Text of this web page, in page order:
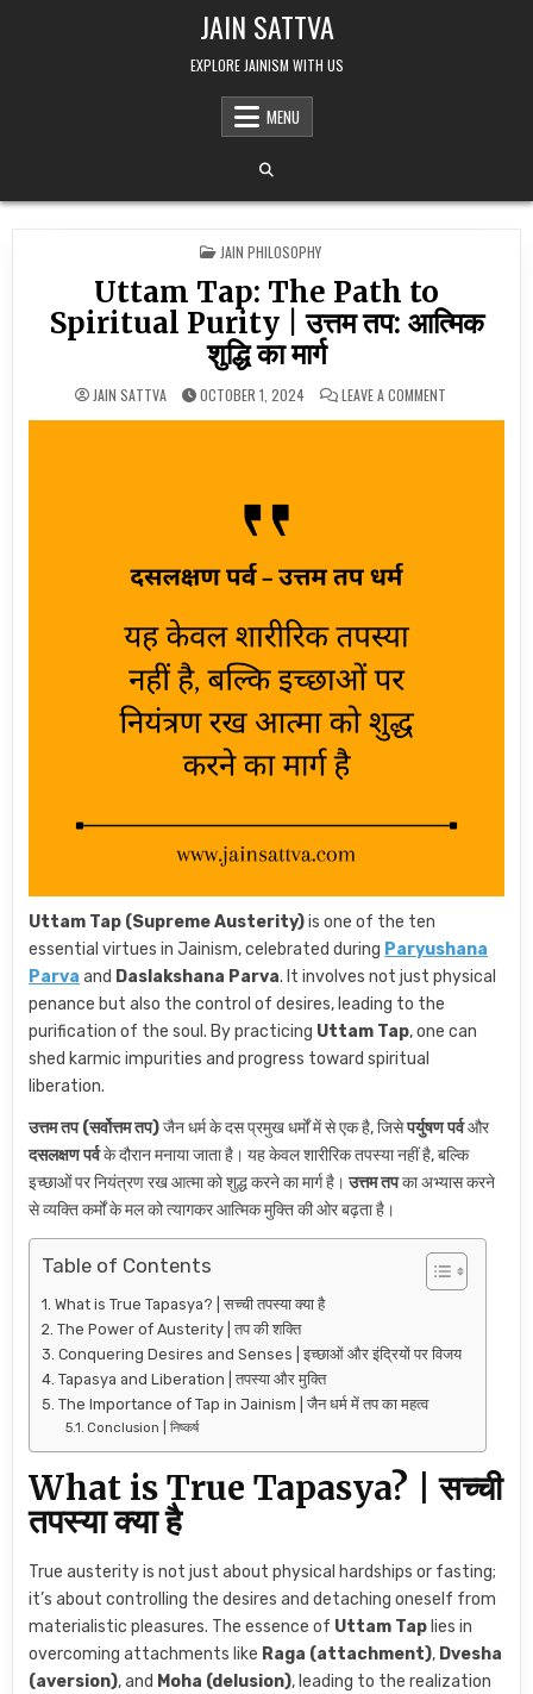
JAIN SATTVA
EXPLORE JAINISM WITH US
MENU
POSTED IN
JAIN PHILOSOPHY
Uttam Tap: The Path to
Spiritual Purity | उत्तम तप: आत्मिक
शुद्धि का मार्ग
JAIN SATTVA OCTOBER 1, 2024 LEAVE A COMMENT
Uttam Tap (Supreme Austerity)is one of the ten
essential virtues in Jainism, celebrated during Paryushana
Parva and Daslakshana Parva. It involves not just physical
penance but also the control of desires, leading to the
purification of the soul. By practicing Uttam Tap, one can
shed karmic impurities and progress toward spiritual
liberation.
उत्तम तप (सर्वोत्तम तप)जैन धर्म के दस प्रमुख धर्मों में से एक है, जिसेपर्युषण पर्वऔर
दसलक्षण पर्वके दौरान मनाया जाता है। यह केवल शारीरिक तपस्या नहीं है, बल्कि
इच्छाओं पर नियंत्रण रख आत्मा को शुद्ध करने का मार्ग है।उत्तम तपका अभ्यास करने
से व्यक्ति कर्मों के मल को त्यागकर आत्मिक मुक्ति की ओर बढ़ता है।
Table of Contents
What is True Tapasya? | सच्ची तपस्या क्या है
The Power of Austerity | तप की शक्ति
Conquering Desires and Senses | इच्छाओं और इंद्रियों पर विजय
Tapasya and Liberation | तपस्या और मुक्ति
The Importance of Tap in Jainism | जैन धर्म में तप का महत्व
Conclusion | निष्कर्ष
What is True Tapasya? | सच्ची
तपस्या क्या है
True austerity is not just about physical hardships or fasting;
it’s about controlling the desires and detaching oneself from
materialistic pleasures. The essence of Uttam Tap lies in
overcoming attachments like Raga (attachment), Dvesha
(aversion), and Moha (delusion), leading to the realization